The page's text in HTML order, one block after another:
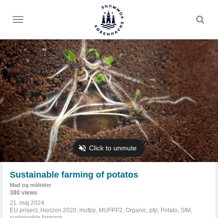
Toggle
Sustainable farming of potatos
Mad og måltider
380 views
21. maj 2024
EU project, Horizon 2020, mufpp, MUFPP2, Organic, pfp, Potato, SIM ,